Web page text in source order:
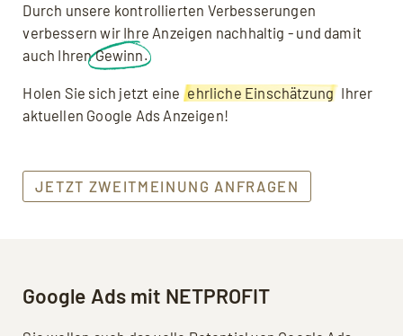
Durch unsere kontrollierten Verbesserungen
verbessern wir Ihre Anzeigen nachhaltig - und damit
auch IhrenGewinn.
Holen Sie sich jetzt eine ehrliche Einschätzung Ihrer
aktuellen Google Ads Anzeigen!
JETZT ZWEITMEINUNG ANFRAGEN
Google Ads mit NETPROFIT